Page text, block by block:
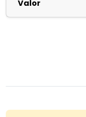
Valor